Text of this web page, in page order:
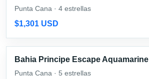
Punta Cana · 4 estrellas
$1,301 USD
Bahia Principe Escape Aquamarine
Punta Cana · 5 estrellas